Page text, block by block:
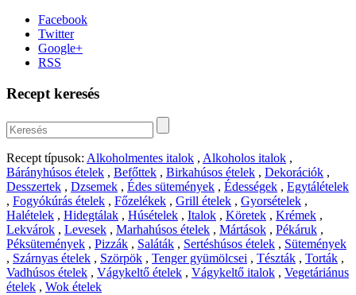
Facebook
Twitter
Google+
RSS
Recept keresés
Recept típusok: Alkoholmentes italok , Alkoholos italok ,
Bárányhúsos ételek , Befőttek , Birkahúsos ételek , Dekorációk ,
Desszertek , Dzsemek , Édes sütemények , Édességek , Egytálételek
, Fogyókúrás ételek , Főzelékek , Grill ételek , Gyorsételek ,
Halételek , Hidegtálak , Húsételek , Italok , Köretek , Krémek ,
Lekvárok , Levesek , Marhahúsos ételek , Mártások , Pékáruk ,
Péksütemények , Pizzák , Saláták , Sertéshúsos ételek , Sütemények
, Szárnyas ételek , Szörpök , Tenger gyümölcsei , Tészták , Torták ,
Vadhúsos ételek , Vágykeltő ételek , Vágykeltő italok , Vegetáriánus
ételek , Wok ételek